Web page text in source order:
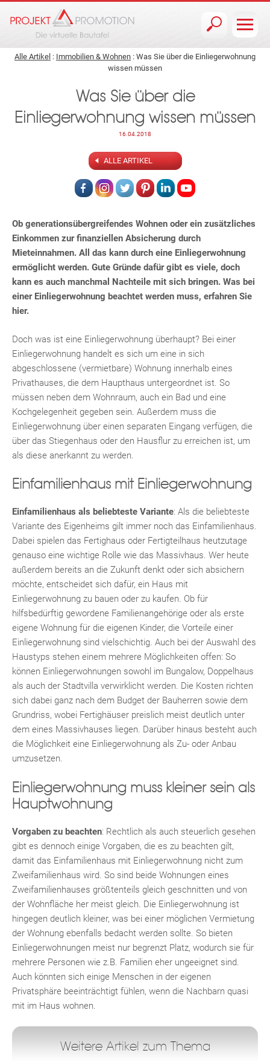
Alle Artikel : Immobilien & Wohnen : Was Sie über die Einliegerwohnung
wissen müssen
Was Sie über die
Einliegerwohnung wissen müssen
16.04.2018
ALLE ARTIKEL
Fac Inst Twi Pint Link Wh
Ob generationsübergreifendes Wohnen oder ein zusätzliches
Einkommen zur finanziellen Absicherung durch
Mieteinnahmen. All das kann durch eine Einliegerwohnung
ermöglicht werden. Gute Gründe dafür gibt es viele, doch
kann es auch manchmal Nachteile mit sich bringen. Was bei
einer Einliegerwohnung beachtet werden muss, erfahren Sie
hier.
Doch was ist eine Einliegerwohnung überhaupt? Bei einer
Einliegerwohnung handelt es sich um eine in sich
abgeschlossene (vermietbare) Wohnung innerhalb eines
Privathauses, die dem Haupthaus untergeordnet ist. So
müssen neben dem Wohnraum, auch ein Bad und eine
Kochgelegenheit gegeben sein. Außerdem muss die
Einliegerwohnung über einen separaten Eingang verfügen, die
über das Stiegenhaus oder den Hausflur zu erreichen ist, um
als diese anerkannt zu werden.
Einfamilienhaus mit Einliegerwohnung
Einfamilienhaus als beliebteste Variante: Als die beliebteste
Variante des Eigenheims gilt immer noch das Einfamilienhaus.
Dabei spielen das Fertighaus oder Fertigteilhaus heutzutage
genauso eine wichtige Rolle wie das Massivhaus. Wer heute
außerdem bereits an die Zukunft denkt oder sich absichern
möchte, entscheidet sich dafür, ein Haus mit
Einliegerwohnung zu bauen oder zu kaufen. Ob für
hilfsbedürftig gewordene Familienangehörige oder als erste
eigene Wohnung für die eigenen Kinder, die Vorteile einer
Einliegerwohnung sind vielschichtig. Auch bei der Auswahl des
Haustyps stehen einem mehrere Möglichkeiten offen: So
können Einliegerwohnungen sowohl im Bungalow, Doppelhaus
als auch der Stadtvilla verwirklicht werden. Die Kosten richten
sich dabei ganz nach dem Budget der Bauherren sowie dem
Grundriss, wobei Fertighäuser preislich meist deutlich unter
dem eines Massivhauses liegen. Darüber hinaus besteht auch
die Möglichkeit eine Einliegerwohnung als Zu- oder Anbau
umzusetzen.
Einliegerwohnung muss kleiner sein als
Hauptwohnung
Vorgaben zu beachten: Rechtlich als auch steuerlich gesehen
gibt es dennoch einige Vorgaben, die es zu beachten gilt,
damit das Einfamilienhaus mit Einliegerwohnung nicht zum
Zweifamilienhaus wird. So sind beide Wohnungen eines
Zweifamilienhauses größtenteils gleich geschnitten und von
der Wohnfläche her meist gleich. Die Einliegerwohnung ist
hingegen deutlich kleiner, was bei einer möglichen Vermietung
der Wohnung ebenfalls bedacht werden sollte. So bieten
Einliegerwohnungen meist nur begrenzt Platz, wodurch sie für
mehrere Personen wie z.B. Familien eher ungeeignet sind.
Auch könnten sich einige Menschen in der eigenen
Privatsphäre beeinträchtigt fühlen, wenn die Nachbarn quasi
mit im Haus wohnen.
Weitere Artikel zum Thema